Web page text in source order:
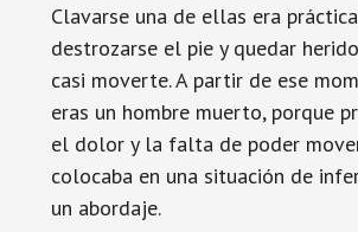
Clavarse una de ellas era
destrozarse el pie y quedar
casi moverte. A partir de ese
eras un hombre muerto, porque
el dolor y la falta de poder
colocaba en una situación de
un abordaje.